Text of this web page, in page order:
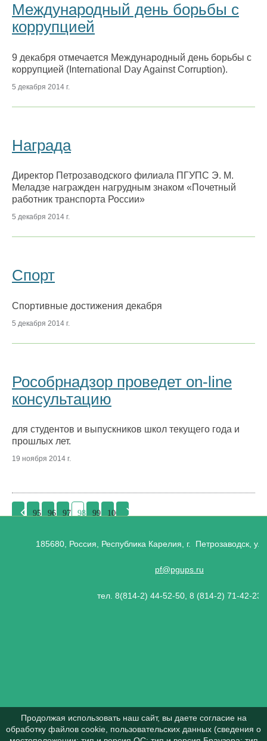
Международный день борьбы с
коррупцией
9 декабря отмечается Международный день борьбы с
коррупцией (International Day Against Corruption).
5 декабря 2014 г.
Награда
Директор Петрозаводского филиала ПГУПС Э. М.
Меладзе награжден нагрудным знаком «Почетный
работник транспорта России»
5 декабря 2014 г.
Спорт
Спортивные достижения декабря
5 декабря 2014 г.
Рособрнадзор проведет on-line
консультацию
для студентов и выпускников школ текущего года и
прошлых лет.
19 ноября 2014 г.
95 96 97 98 99 100
185680, Россия, Республика Карелия, г. Петрозаводск,
pf@pgups.ru
тел. 8(814-2) 44-52-50, 8 (814-2) 71-42-23
Продолжая использовать наш сайт, вы даете согласие на
обработку файлов cookie, пользовательских данных (сведения о